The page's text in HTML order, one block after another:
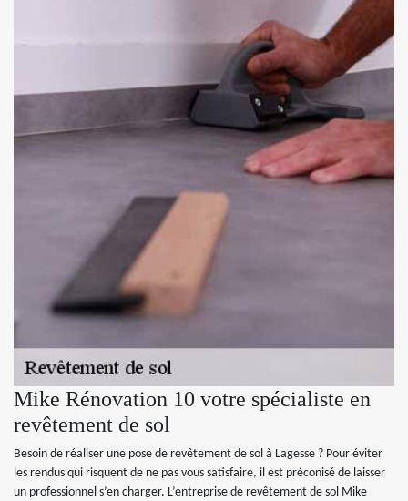
Mike Rénovation 10 votre spécialiste en
revêtement de sol
Besoin de réaliser une pose de revêtement de sol à Lagesse ? Pour éviter
les rendus qui risquent de ne pas vous satisfaire, il est préconisé de laisser
un professionnel s’en charger. L’entreprise de revêtement de sol Mike